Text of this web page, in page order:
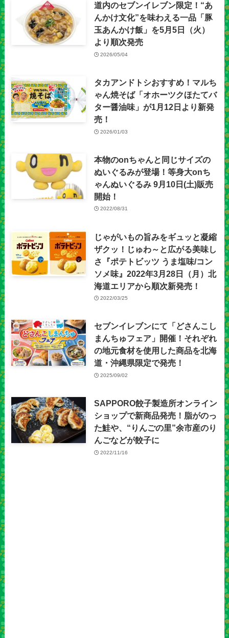
道内のセブンイレブン限定！“あ
んかけ文化”を味わえる一品「豚
玉あんかけ飯」を5月5日（火）
より順次発売
2026/05/04
タカアンドトシおすすめ！マルち
ゃん焼そば「オホーツクほたてバ
ター醤油味」が1月12日より新発
売！
2026/01/03
本物のonちゃんと同じサイズの
ぬいぐるみが登場！等身大onち
ゃんぬいぐるみ 9月10日(土)販売
開始！
2022/08/31
じゃがいもの旨みをギュッと凝縮
ザクッ！じゅわ～と広がる美味し
さ『ポテトビッツ うま塩味/コン
ソメ味』2022年3月28日（月）北
海道エリアから順次新発売！
2022/03/25
セブンイレブンにて「どさんこし
まんちゅフェア」開催！それぞれ
の地元食材を使用した商品を北海
道・沖縄県限定で発売！
2025/09/02
SAPPORO餃子製造所オンライン
ショップで新商品発売！脂がのっ
た鮭や、“りんごの里”余市産のり
んごなどが餃子に
2022/11/16